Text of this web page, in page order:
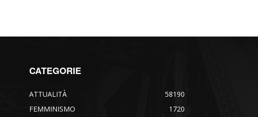
CATEGORIE
ATTUALITÀ
58190
FEMMINISMO
1720